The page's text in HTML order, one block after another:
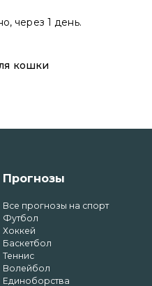
через 1 день.
кошки
Прогнозы
Все прогнозы на спорт
Футбол
Хоккей
Баскетбол
Теннис
Волейбол
Единоборства